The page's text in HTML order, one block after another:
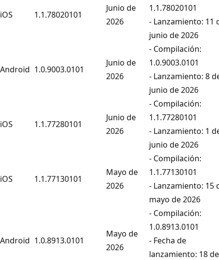
iOS 1.1.78020101
Junio de
2026
1.1.78020101
- Lanzamiento: 11
junio de 2026
Android 1.0.9003.0101
Junio de
2026
- Compilación:
1.0.9003.0101
- Lanzamiento: 8
junio de 2026
iOS 1.1.77280101
Junio de
2026
- Compilación:
1.1.77280101
- Lanzamiento: 1
junio de 2026
iOS 1.1.77130101
Mayo de
2026
- Compilación:
1.1.77130101
- Lanzamiento: 15
mayo de 2026
Android 1.0.8913.0101
Mayo de
2026
- Compilación:
1.0.8913.0101
- Fecha de
lanzamiento: 18 de